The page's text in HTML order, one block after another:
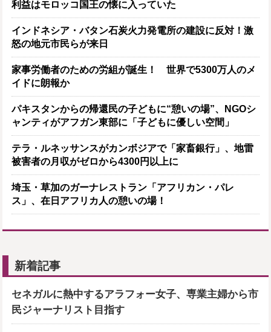
利益はモロッコ国王の懐に入っていた
インドネシア・バタン石炭火力発電所の建設に反対！激
怒の地元市民らが来日
家事労働者のための労組が誕生！ 世界で5300万人のメ
イドに朗報か
パキスタンからの帰還民の子どもに“憩いの場”、NGOシ
ャンティがアフガン東部に「子どもに優しい空間」
テラ・ルネッサンスがカンボジアで「家畜銀行」、地雷
被害者の月収がゼロから4300円以上に
埼玉・草加のガーナレストラン「アフリカン・パレ
ス」、在日アフリカ人の憩いの場！
新着記事
セネガルに熱中するアラフォー女子、専業主婦から市
民ジャーナリスト目指す